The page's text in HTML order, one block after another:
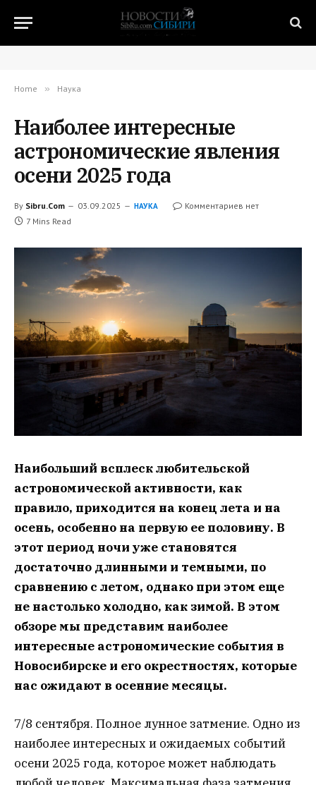
Home » Наука
Наиболее интересные
астрономические явления
осени 2025 года
By Sibru.Com 03.09.2025 НАУКА
Комментариев нет
7 Mins Read
Наибольший всплеск любительской
астрономической активности, как
правило, приходится на конец лета и на
осень, особенно на первую ее половину. В
этот период ночи уже становятся
достаточно длинными и темными, по
сравнению с летом, однако при этом еще
не настолько холодно, как зимой. В этом
обзоре мы представим наиболее
интересные астрономические события в
Новосибирске и его окрестностях, которые
нас ожидают в осенние месяцы.
7/8 сентября. Полное лунное затмение. Одно из
наиболее интересных и ожидаемых событий
осени 2025 года, которое может наблюдать